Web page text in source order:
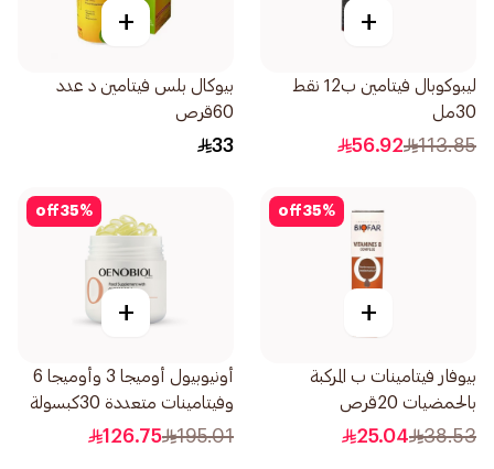
+
ليبوكوبال فيتامين ب12 نقط
30مل
113.85
56.92
+
بيوكال بلس فيتامين د عدد
60قرص
33
35%
off
+
بيوفار فيتامينات ب المركبة
بالحمضيات 20قرص
38.53
25.04
35%
off
+
أونيوبيول أوميجا 3 وأوميجا 6
وفيتامينات متعددة 30كبسولة
195.01
126.75